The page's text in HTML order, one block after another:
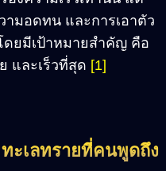
ามอดทน และการเอาตัว
ยมีเป้าหมายสำคัญ คือ
และเร็วที่สุด [1]
ะเลทรายที่คนพูดถึง